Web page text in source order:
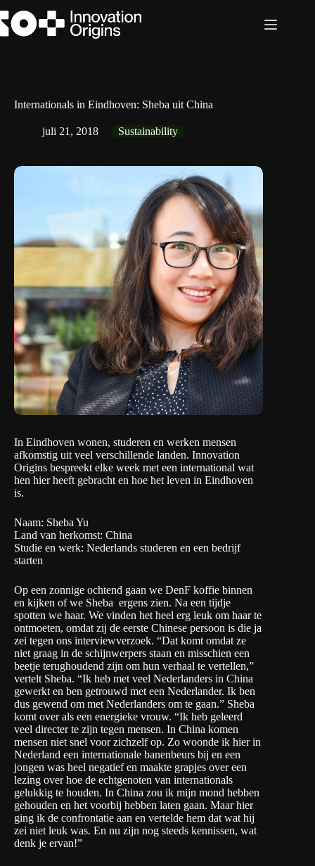
naar
de
Internationals in Eindhoven: Sheba uit China
juli 21, 2018 Sustainability
In Eindhoven wonen, studeren en werken mensen
afkomstig uit veel verschillende landen. Innovation
Origins bespreekt elke week met een international wat
hen hier heeft gebracht en hoe het leven in Eindhoven
is.
Naam: Sheba Yu
Land van herkomst: China
Studie en werk: Nederlands studeren en een bedrijf
starten
Op een zonnige ochtend gaan we DenF koffie binnen
en kijken of we Sheba ergens zien. Na een tijdje
spotten we haar. We vinden het heel erg leuk om haar te
ontmoeten, omdat zij de eerste Chinese persoon is die ja
zei tegen ons interviewverzoek. “Dat komt omdat ze
niet graag in de schijnwerpers staan ​​en misschien een
beetje terughoudend zijn om hun verhaal te vertellen,”
vertelt Sheba. “Ik heb met veel Nederlanders in China
gewerkt en ben getrouwd met een Nederlander. Ik ben
dus gewend om met Nederlanders om te gaan.” Sheba
komt over als een energieke vrouw. “Ik heb geleerd
veel directer te zijn tegen mensen. In China komen
mensen niet snel voor zichzelf op. Zo woonde ik hier in
Nederland een internationale banenbeurs bij en een
jongen was heel negatief en maakte grapjes over een
lezing over hoe de echtgenoten van internationals
gelukkig te houden. In China zou ik mijn mond hebben
gehouden en het voorbij hebben laten gaan. Maar hier
ging ik de confrontatie aan en vertelde hem dat wat hij
zei niet leuk was. En nu zijn nog steeds kennissen, wat
denk je ervan!”